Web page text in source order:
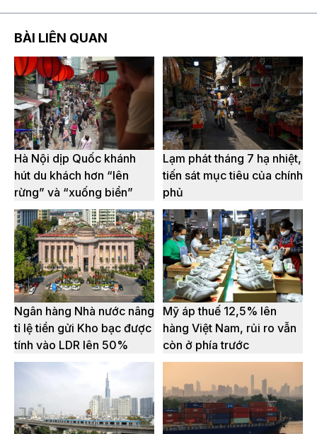
BÀI LIÊN QUAN
Hà Nội dịp Quốc khánh
hút du khách hơn “lên
rừng” và “xuống biển”
Lạm phát tháng 7 hạ nhiệt,
tiến sát mục tiêu của chính
phủ
Ngân hàng Nhà nước nâng
tỉ lệ tiền gửi Kho bạc được
tính vào LDR lên 50%
Mỹ áp thuế 12,5% lên
hàng Việt Nam, rủi ro vẫn
còn ở phía trước